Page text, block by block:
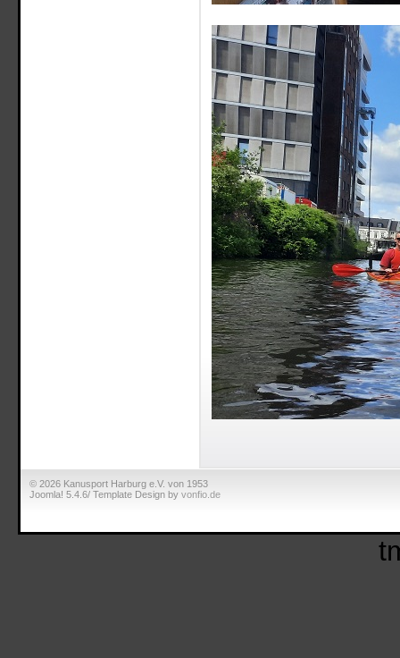
© 2026 Kanusport Harburg e.V. von 1953
Joomla! 5.4.6/ Template Design by vonfio.de